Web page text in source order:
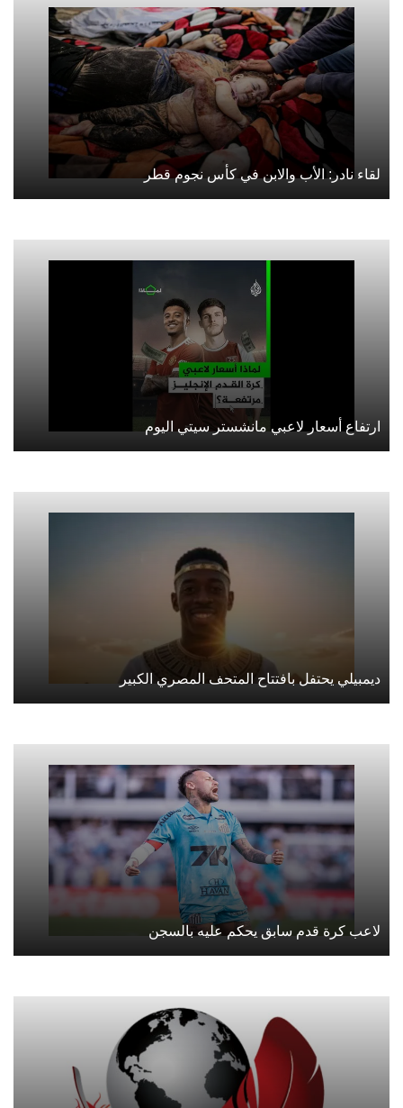
لقاء نادر: الأب والابن في كأس نجوم قطر
ارتفاع أسعار لاعبي مانشستر سيتي اليوم
ديمبيلي يحتفل بافتتاح المتحف المصري الكبير
لاعب كرة قدم سابق يحكم عليه بالسجن